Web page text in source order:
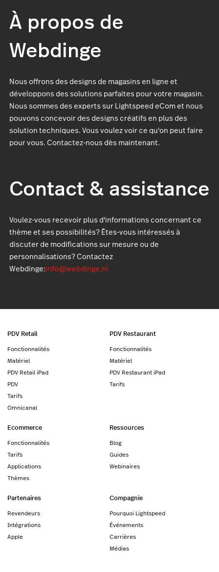
À propos de
Webdinge
Nous offrons des designs de magasins en ligne et
développons des solutions parfaites pour votre magasin.
Nous sommes des experts sur Lightspeed eCom et nous
pouvons concevoir des designs créatifs en plus des
solution techniques. Vous voulez voir ce qu'on peut faire
pour vous. Contactez-nous dès maintenant.
Contact & assistance
Voulez-vous recevoir plus d'informations concernant ce
thème et ses possibilités? Êtes-vous intéressés à
discuter de modifications sur mesure ou de
personnalisations? Contactez
Webdinge:info@webdinge.nl
PDV Retail
Fonctionnalités
Matériel
PDV Retail iPad
PDV
Tarifs
Omnicanal
PDV Restaurant
Fonctionnalités
Matériel
PDV Restaurant iPad
Tarifs
Ecommerce
Fonctionnalités
Tarifs
Applications
Thèmes
Ressources
Blog
Guides
Webinaires
Partenaires
Revendeurs
Intégrations
Apple
Compagnie
Pourquoi Lightspeed
Événements
Carrières
Médias